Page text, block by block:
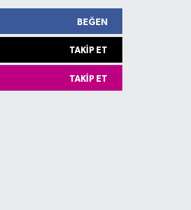
BEĞEN
TAKIP ET
TAKIP ET